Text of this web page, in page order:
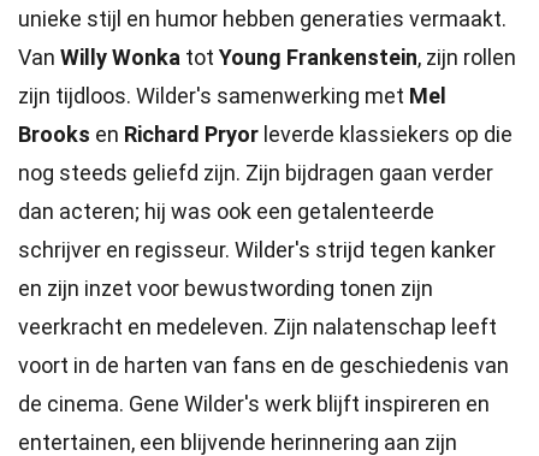
unieke stijl en humor hebben generaties vermaakt.
Van Willy Wonka tot Young Frankenstein, zijn rollen
zijn tijdloos. Wilder's samenwerking met Mel
Brooks en Richard Pryor leverde klassiekers op die
nog steeds geliefd zijn. Zijn bijdragen gaan verder
dan acteren; hij was ook een getalenteerde
schrijver en regisseur. Wilder's strijd tegen kanker
en zijn inzet voor bewustwording tonen zijn
veerkracht en medeleven. Zijn nalatenschap leeft
voort in de harten van fans en de geschiedenis van
de cinema. Gene Wilder's werk blijft inspireren en
entertainen, een blijvende herinnering aan zijn